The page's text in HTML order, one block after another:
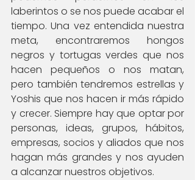
laberintos o se nos puede acabar el
tiempo. Una vez entendida nuestra
meta, encontraremos hongos
negros y tortugas verdes que nos
hacen pequeños o nos matan,
pero también tendremos estrellas y
Yoshis que nos hacen ir más rápido
y crecer. Siempre hay que optar por
personas, ideas, grupos, hábitos,
empresas, socios y aliados que nos
hagan más grandes y nos ayuden
a alcanzar nuestros objetivos.